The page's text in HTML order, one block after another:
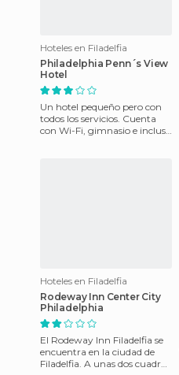
Hoteles en Filadelfia
Philadelphia Penn´s View
Hotel
Un hotel pequeño pero con
todos los servicios. Cuenta
con Wi-Fi, gimnasio e incluso
Hoteles en Filadelfia
Rodeway Inn Center City
Philadelphia
El Rodeway Inn Filadelfia se
encuentra en la ciudad de
Filadelfia. A unas dos cuadras